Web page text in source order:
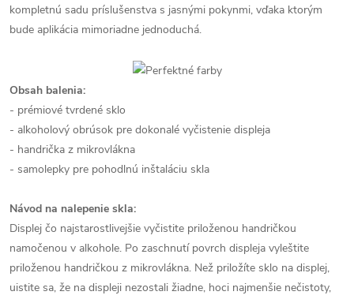
kompletnú sadu príslušenstva s jasnými pokynmi, vďaka ktorým
bude aplikácia mimoriadne jednoduchá.
Obsah balenia:
- prémiové tvrdené sklo
- alkoholový obrúsok pre dokonalé vyčistenie displeja
- handrička z mikrovlákna
- samolepky pre pohodlnú inštaláciu skla
Návod na nalepenie skla:
Displej čo najstarostlivejšie vyčistite priloženou handričkou
namočenou v alkohole. Po zaschnutí povrch displeja vyleštite
priloženou handričkou z mikrovlákna. Než priložíte sklo na displej,
uistite sa, že na displeji nezostali žiadne, hoci najmenšie nečistoty,